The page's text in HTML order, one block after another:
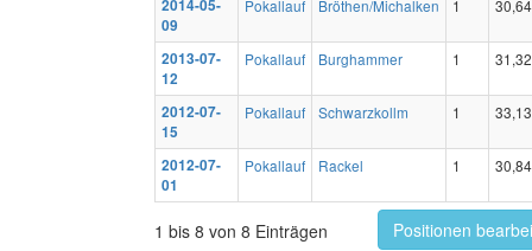
2014-05-
09
Pokallauf Bröthen/Michalken 1 30,64
2013-07-
12
Pokallauf Burghammer 1 31,32
2012-07-
15
Pokallauf Schwarzkollm 1 33,13
2012-07-
01
Pokallauf Rackel 1 30,84
1 bis 8 von 8 Einträgen Positionen